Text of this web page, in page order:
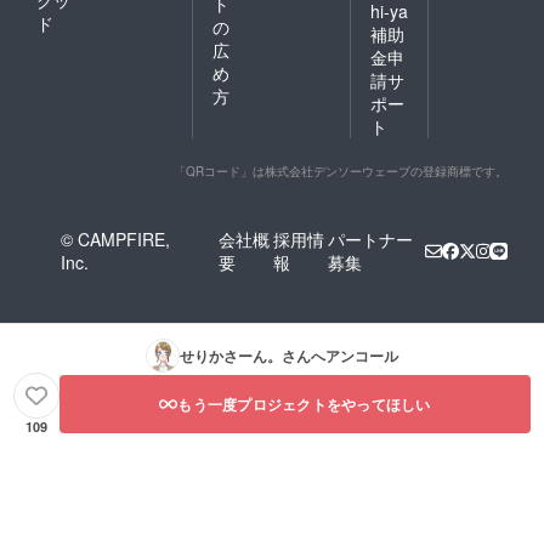
ド
の
広
め
方
hi-ya
補助
金申
請サ
ポー
ト
「QRコード」は株式会社デンソーウェーブの登録商標です。
© CAMPFIRE,
Inc.
会社概
要
採用情
報
パートナー
募集
せりかさーん。 さんへアンコール
109
もう一度プロジェクトをやってほしい